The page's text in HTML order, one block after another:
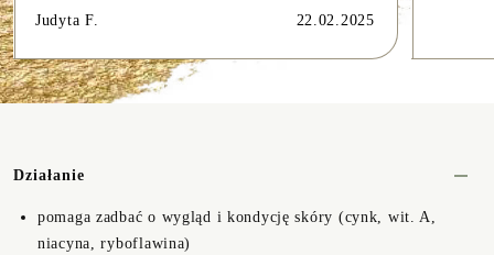
Judyta F. 22.02.2025
Działanie
pomaga zadbać o wygląd i kondycję skóry (cynk, wit. A,
niacyna, ryboflawina)